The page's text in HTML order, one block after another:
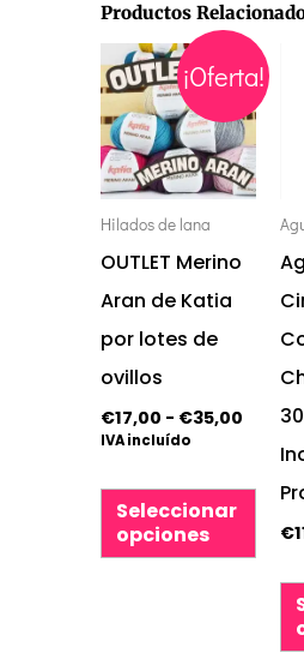
Productos
¡Oferta!
Hilados de lana
OUTLET Merino
Aran de Katia
por lotes de
ovillos
€17,00 - €35,00
Rango
de
precios:
desde
€17,00
hasta
€35,00
IVA incluído
Seleccionar
opciones
Este
elegir
la
de
€